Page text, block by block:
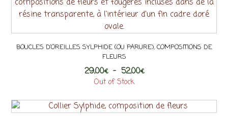
la
page
du
produit
BOUCLES D’OREILLES SYLPHIDE (OU PARURE), COMPOSITIONS DE
FLEURS
29,00€ – 52,00€Plage
29,00€
Out of Stock
produit